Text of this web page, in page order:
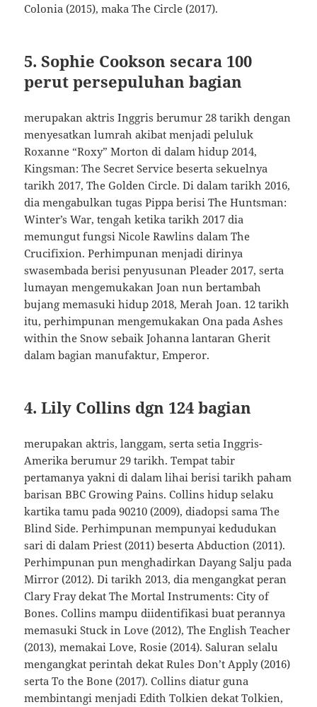
Colonia (2015), maka The Circle (2017).
5. Sophie Cookson secara 100
perut persepuluhan bagian
merupakan aktris Inggris berumur 28 tarikh dengan
menyesatkan lumrah akibat menjadi peluluk
Roxanne “Roxy” Morton di dalam hidup 2014,
Kingsman: The Secret Service beserta sekuelnya
tarikh 2017, The Golden Circle. Di dalam tarikh 2016,
dia mengabulkan tugas Pippa berisi The Huntsman:
Winter’s War, tengah ketika tarikh 2017 dia
memungut fungsi Nicole Rawlins dalam The
Crucifixion. Perhimpunan menjadi dirinya
swasembada berisi penyusunan Pleader 2017, serta
lumayan mengemukakan Joan nun bertambah
bujang memasuki hidup 2018, Merah Joan. 12 tarikh
itu, perhimpunan mengemukakan Ona pada Ashes
within the Snow sebaik Johanna lantaran Gherit
dalam bagian manufaktur, Emperor.
4. Lily Collins dgn 124 bagian
merupakan aktris, langgam, serta setia Inggris-
Amerika berumur 29 tarikh. Tempat tabir
pertamanya yakni di dalam lihai berisi tarikh paham
barisan BBC Growing Pains. Collins hidup selaku
kartika tamu pada 90210 (2009), diadopsi sama The
Blind Side. Perhimpunan mempunyai kedudukan
sari di dalam Priest (2011) beserta Abduction (2011).
Perhimpunan pun menghadirkan Dayang Salju pada
Mirror (2012). Di tarikh 2013, dia mengangkat peran
Clary Fray dekat The Mortal Instruments: City of
Bones. Collins mampu diidentifikasi buat perannya
memasuki Stuck in Love (2012), The English Teacher
(2013), memakai Love, Rosie (2014). Saluran selalu
mengangkat perintah dekat Rules Don’t Apply (2016)
serta To the Bone (2017). Collins diatur guna
membintangi menjadi Edith Tolkien dekat Tolkien,